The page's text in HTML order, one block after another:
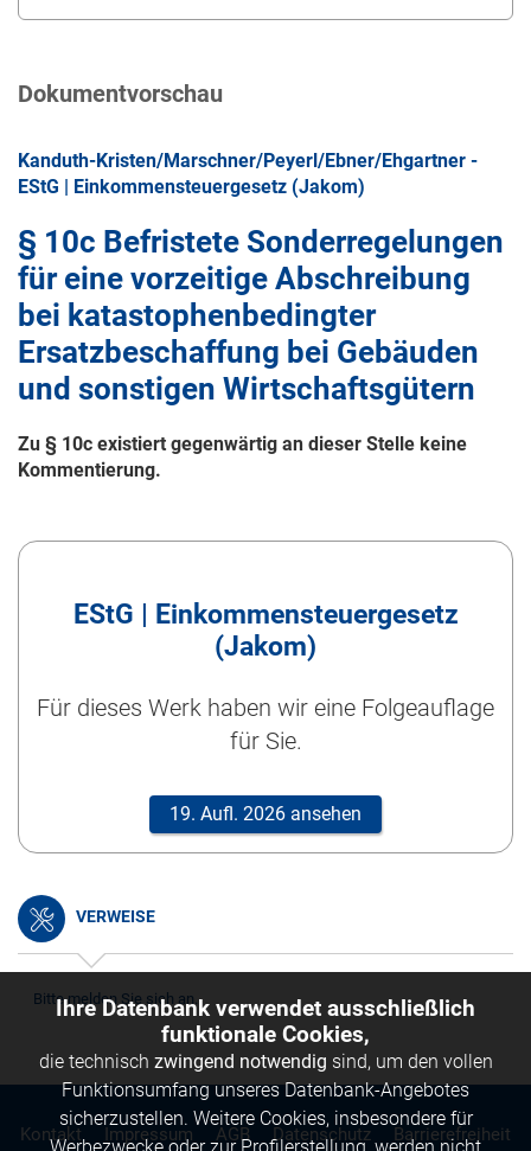
Dokumentvorschau
Kanduth-Kristen/Marschner/Peyerl/Ebner/Ehgartner -
EStG | Einkommensteuergesetz (Jakom)
§ 10c Befristete Sonderregelungen
für eine vorzeitige Abschreibung
bei katastophenbedingter
Ersatzbeschaffung bei Gebäuden
und sonstigen Wirtschaftsgütern
Zu § 10c existiert gegenwärtig an dieser Stelle keine
Kommentierung.
EStG | Einkommensteuergesetz
(Jakom)
Für dieses Werk haben wir eine Folgeauflage
für Sie.
19. Aufl. 2026 ansehen
VERWEISE
Bitte melden Sie sich an.
Kontakt Impressum AGB Datenschutz Barrierefreiheit
Ihre Datenbank verwendet ausschließlich
funktionale Cookies,
die technisch zwingend notwendig sind, um den vollen
Funktionsumfang unseres Datenbank-Angebotes
sicherzustellen. Weitere Cookies, insbesondere für